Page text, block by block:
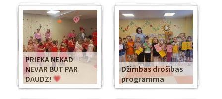
PRIEKA NEKAD
NEVAR BŪT PAR
DAUDZ!
Džimbas drošības
programma